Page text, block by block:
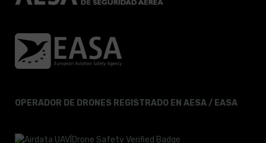
OPERADOR DE DRONES REGISTRADO EN AESA / EASA